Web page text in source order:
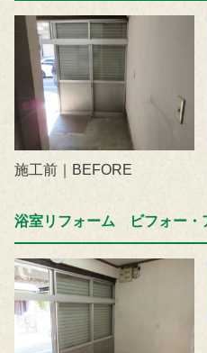
施工前｜BEFORE
浴室リフォーム ビフォー・